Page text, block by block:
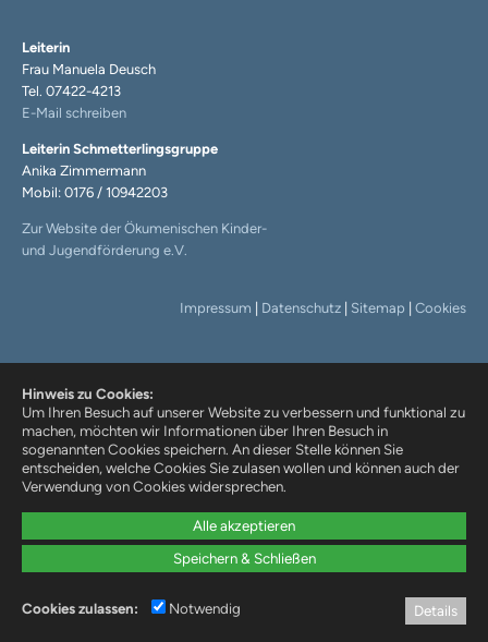
Alle akzeptieren
Speichern & Schließen
Hinweis zu Cookies:
Um Ihren Besuch auf unserer Website zu verbessern und funktional zu
machen, möchten wir Informationen über Ihren Besuch in
sogenannten Cookies speichern. An dieser Stelle können Sie
entscheiden, welche Cookies Sie zulasen wollen und können auch der
Verwendung von Cookies widersprechen.
Cookies zulassen: Notwendig Details
Leiterin
Frau Manuela Deusch
Tel. 07422-4213
E-Mail schreiben
Leiterin Schmetterlingsgruppe
Anika Zimmermann
Mobil: 0176 / 10942203
Zur Website der Ökumenischen Kinder-
und Jugendförderung e.V.
Impressum Datenschutz Sitemap Cookies